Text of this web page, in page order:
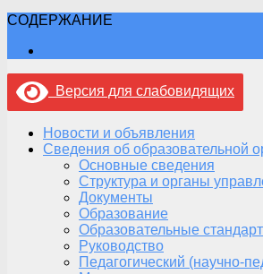
СОДЕРЖАНИЕ
Версия для слабовидящих
Новости и объявления
Сведения об образовательной
Основные сведения
Структура и органы
Документы
Образование
Образовательные
Руководство
Педагогический (научно-